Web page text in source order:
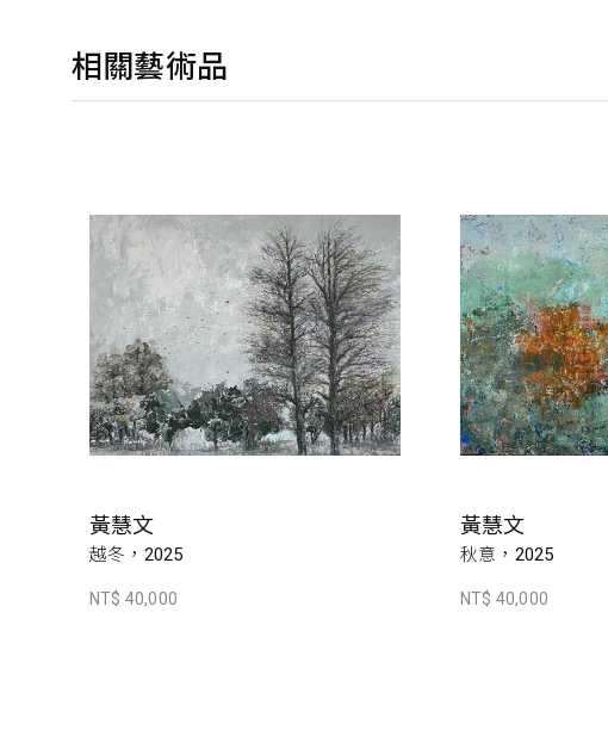
相關藝術品
黃慧文
越冬，2025
NT$ 40,000
黃慧文
秋意，2025
NT$ 40,000